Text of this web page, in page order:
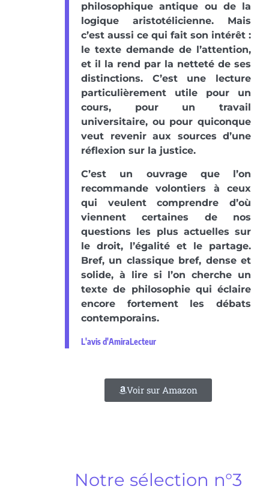
philosophique antique ou de la
logique aristotélicienne. Mais
c’est aussi ce qui fait son intérêt :
le texte demande de l’attention,
et il la rend par la netteté de ses
distinctions. C’est une lecture
particulièrement utile pour un
cours, pour un travail
universitaire, ou pour quiconque
veut revenir aux sources d’une
réflexion sur la justice.
C’est un ouvrage que l’on
recommande volontiers à ceux
qui veulent comprendre d’où
viennent certaines de nos
questions les plus actuelles sur
le droit, l’égalité et le partage.
Bref, un classique bref, dense et
solide, à lire si l’on cherche un
texte de philosophie qui éclaire
encore fortement les débats
contemporains.
L'avis d'AmiraLecteur
Voir sur Amazon
Notre sélection n°3